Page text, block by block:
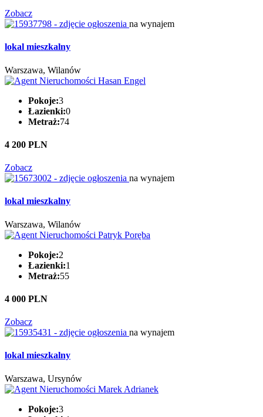
Zobacz
na wynajem
lokal mieszkalny
Warszawa, Wilanów
Pokoje:3
Łazienki:0
Metraż:74
4 200 PLN
Zobacz
na wynajem
lokal mieszkalny
Warszawa, Wilanów
Pokoje:2
Łazienki:1
Metraż:55
4 000 PLN
Zobacz
na wynajem
lokal mieszkalny
Warszawa, Ursynów
Pokoje:3